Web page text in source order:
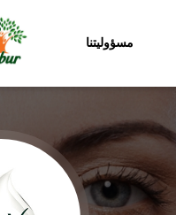
مسؤوليتنا